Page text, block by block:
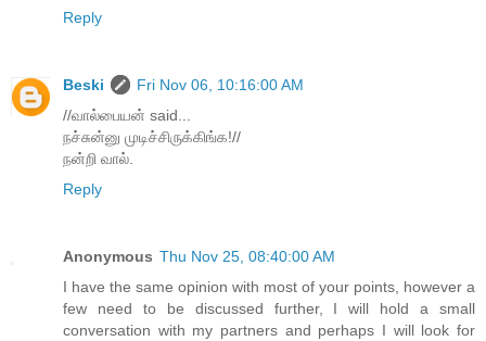
Reply
Beski
Fri Nov 06, 10:16:00 AM
//வால்பையன் said...
நச்சுன்னு முடிச்சிருக்கிங்க!//
நன்றி வால்.
Reply
Anonymous Thu Nov 25, 08:40:00 AM
I have the same opinion with most of your points, however a
few need to be discussed further, I will hold a small
conversation with my partners and perhaps I will look for